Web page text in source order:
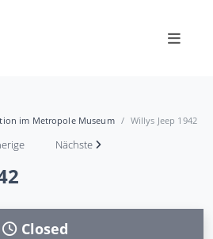
im Metropole Museum Willys Jeep 1942
Nächste
Closed